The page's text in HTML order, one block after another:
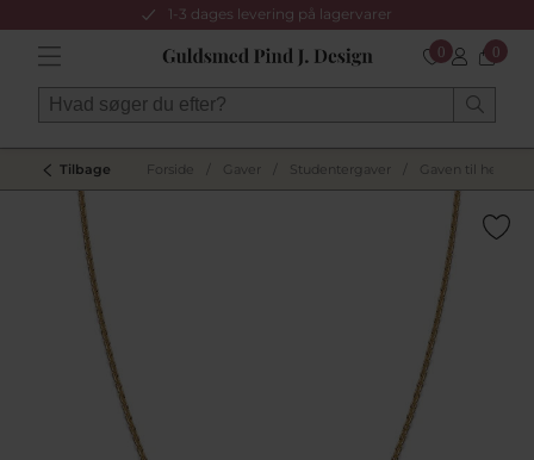
1-3 dages levering på lagervarer
0 0
Tilbage Forside Gaver Studentergaver Gaven til hende